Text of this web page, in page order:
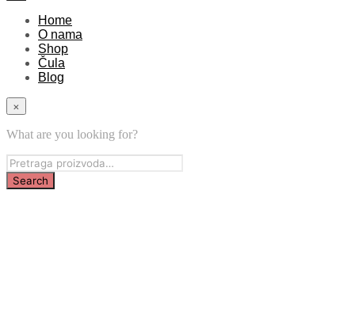
Home
O nama
Shop
Čula
Blog
×
What are you looking for?